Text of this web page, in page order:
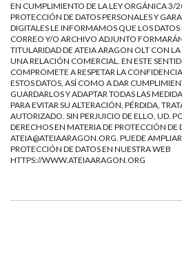
EN CUMPLIMIENTO DE LA LEY ORGÁNICA 3/
PROTECCIÓN DE DATOS PERSONALES Y
DIGITALES LE INFORMAMOS QUE LOS
CORREO Y/O ARCHIVO ADJUNTO
TITULARIDAD DE ATEIA ARAGON OLT CON
UNA RELACIÓN COMERCIAL. EN ESTE
COMPROMETE A RESPETAR LA
ESTOS DATOS, ASÍ COMO A DAR
GUARDARLOS Y ADAPTAR TODAS LAS
PARA EVITAR SU ALTERACIÓN, PÉRDIDA,
AUTORIZADO. SIN PERJUICIO DE ELLO, UD.
DERECHOS EN MATERIA DE PROTECCIÓN DE
ATEIA@ATEIAARAGON.ORG. PUEDE
PROTECCIÓN DE DATOS EN NUESTRA WEB
HTTPS://WWW.ATEIAARAGON.ORG